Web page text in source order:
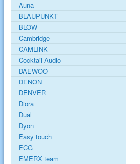
Auna
BLAUPUNKT
BLOW
Cambridge
CAMLINK
Cocktail Audio
DAEWOO
DENON
DENVER
Diora
Dual
Dyon
Easy touch
ECG
EMERX team